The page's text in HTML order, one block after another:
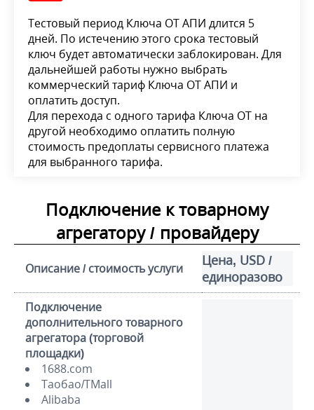
Тестовый период Ключа ОТ АПИ длится 5
дней. По истечению этого срока тестовый
ключ будет автоматически заблокирован. Для
дальнейшей работы нужно выбрать
коммерческий тариф Ключа ОТ АПИ и
оплатить доступ.
Для перехода с одного тарифа Ключа ОТ на
другой необходимо оплатить полную
стоимость предоплаты сервисного платежа
для выбранного тарифа.
Подключение к товарному
агрегатору / провайдеру
Описание / стоимость услуги
Цена, USD /
единоразово
Подключение
дополнительного товарного
агрегатора (торговой
площадки)
1688.com
Таобао/TMall
Alibaba